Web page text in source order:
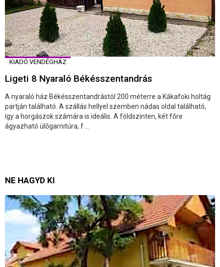
KIADÓ VENDÉGHÁZ
Ligeti 8 Nyaraló Békésszentandrás
A nyaraló ház Békésszentandrástól 200 méterre a Kákafoki holtág
partján található. A szállás hellyel szemben nádas oldal található,
így a horgászok számára is ideális. A földszinten, két főre
ágyazható ülőgarnitúra, f ...
NE HAGYD KI